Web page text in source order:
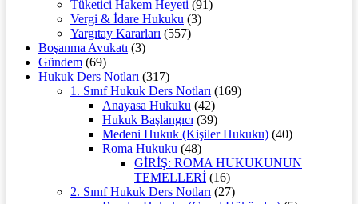
Tüketici Hakem Heyeti (91)
Vergi & İdare Hukuku (3)
Yargıtay Kararları (557)
Boşanma Avukatı (3)
Gündem (69)
Hukuk Ders Notları (317)
1. Sınıf Hukuk Ders Notları (169)
Anayasa Hukuku (42)
Hukuk Başlangıcı (39)
Medeni Hukuk (Kişiler Hukuku) (40)
Roma Hukuku (48)
GİRİŞ: ROMA HUKUKUNUN
TEMELLERİ (16)
2. Sınıf Hukuk Ders Notları (27)